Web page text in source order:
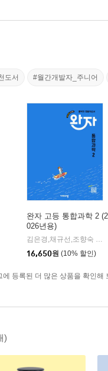
도서 #월간개발자_주니어
완자 고등 통합과학 2 (2
026년용)
김은경,채규선,조향숙 등저
16,650원 (10% 할인)
에 등록된 더 많은 상품을 확인해
)